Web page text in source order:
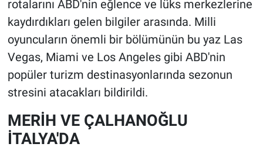
rotalarını ABD'nin eğlence ve lüks merkezlerine
kaydırdıkları gelen bilgiler arasında. Milli
oyuncuların önemli bir bölümünün bu yaz Las
Vegas, Miami ve Los Angeles gibi ABD'nin
popüler turizm destinasyonlarında sezonun
stresini atacakları bildirildi.
MERİH VE ÇALHANOĞLU
İTALYA'DA